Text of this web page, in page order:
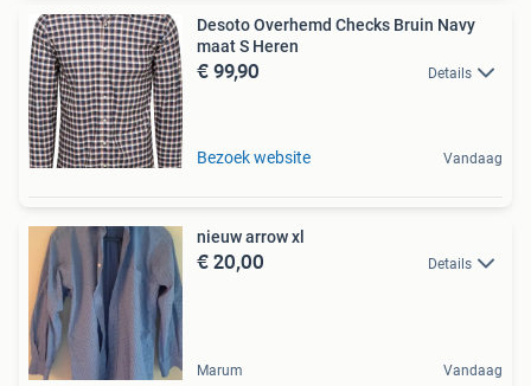
Desoto Overhemd Checks Bruin Navy
maat S Heren
€ 99,90 Details
Bezoek website Vandaag
nieuw arrow xl
€ 20,00 Details
Marum Vandaag